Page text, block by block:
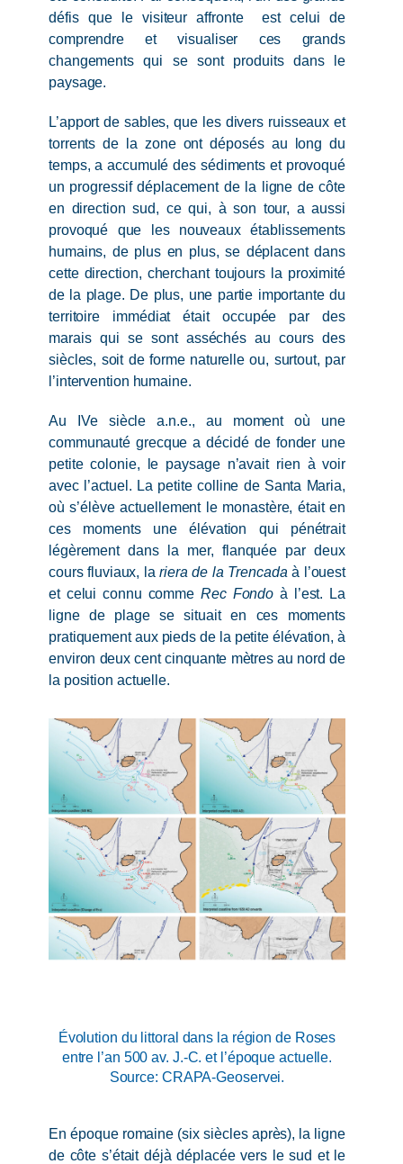
défis que le visiteur affronte est celui de
comprendre et visualiser ces grands
changements qui se sont produits dans le
paysage.
L’apport de sables, que les divers ruisseaux et
torrents de la zone ont déposés au long du
temps, a accumulé des sédiments et provoqué
un progressif déplacement de la ligne de côte
en direction sud, ce qui, à son tour, a aussi
provoqué que les nouveaux établissements
humains, de plus en plus, se déplacent dans
cette direction, cherchant toujours la proximité
de la plage. De plus, une partie importante du
territoire immédiat était occupée par des
marais qui se sont asséchés au cours des
siècles, soit de forme naturelle ou, surtout, par
l’intervention humaine.
Au IVe siècle a.n.e., au moment où une
communauté grecque a décidé de fonder une
petite colonie, le paysage n’avait rien à voir
avec l’actuel. La petite colline de Santa Maria,
où s’élève actuellement le monastère, était en
ces moments une élévation qui pénétrait
légèrement dans la mer, flanquée par deux
cours fluviaux, lariera de la Trencada à l’ouest
et celui connu comme Rec Fondo à l’est. La
ligne de plage se situait en ces moments
pratiquement aux pieds de la petite élévation, à
environ deux cent cinquante mètres au nord de
la position actuelle.
Évolution du littoral dans la région de Roses
entre l’an 500 av. J.-C. et l’époque actuelle.
Source: CRAPA-Geoservei.
En époque romaine (six siècles après), la ligne
de côte s’était déjà déplacée vers le sud et le